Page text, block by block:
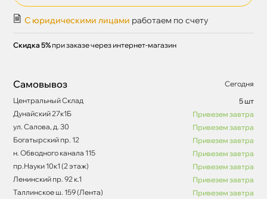
С юридическими лицами работаем по счету
Скидка 5% при заказе через интернет-магазин
Самовывоз
Сегодня
Центральный Склад
5 шт
Дунайский 27к1Б
Привезем завтра
ул. Салова, д. 30
Привезем завтра
Богатырский пр. 12
Привезем завтра
н. Обводного канала 115
Привезем завтра
пр.Науки 10к1 (2 этаж)
Привезем завтра
Ленинский пр. 92 к.1
Привезем завтра
Таллинское ш. 159 (Лента)
Привезем завтра